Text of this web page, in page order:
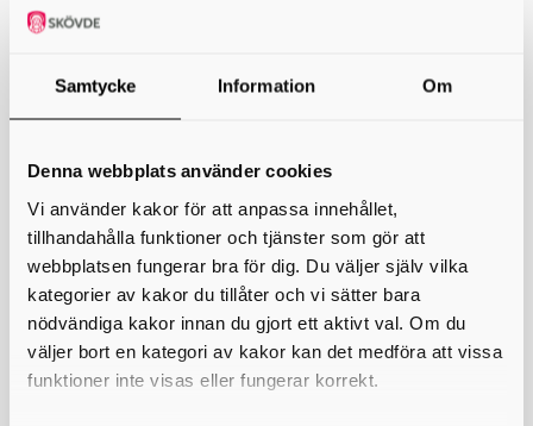
Samtycke Information Om
Denna webbplats använder cookies
Vi använder kakor för att anpassa innehållet,
tillhandahålla funktioner och tjänster som gör att
webbplatsen fungerar bra för dig. Du väljer själv vilka
kategorier av kakor du tillåter och vi sätter bara
nödvändiga kakor innan du gjort ett aktivt val. Om du
väljer bort en kategori av kakor kan det medföra att vissa
funktioner inte visas eller fungerar korrekt.
Ansökan till Gymnasieskolan
blankett istället.
Ansökan till Anpassad gymnasieskola
blankett istället.
Dispens i engelska
Du som har kommit till Sverige sent under grundskolan kan få dispens
om du saknar betyg i engelska.
Flyttanmälan
Om du planerar att flytta under ansökningstiden skall du meddela
detta till Utbildning Skaraborg.